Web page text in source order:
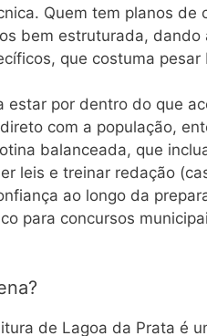
Quem tem planos
bem estruturada,
que costuma
estar por dentro do que
com a população,
balanceada, que
leis e treinar redação
ao longo da
para concursos
de Lagoa da Prata é